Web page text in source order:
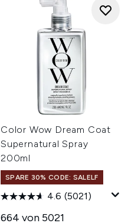
Color Wow Dream Coat
Supernatural Spray
200ml
SPARE 30% CODE: SALELF
4.6 (5021)
664 von 5021